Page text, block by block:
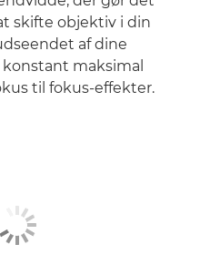
skifte objektiv i din
af dine
maksimal
til fokus-effekter.